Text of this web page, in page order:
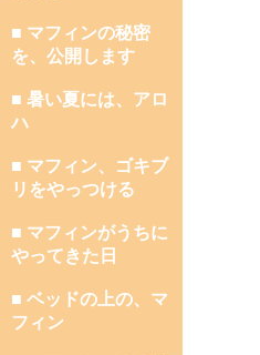
■ マフィンの秘密
を、公開します
■ 暑い夏には、アロ
ハ
■ マフィン、ゴキブ
リをやっつける
■ マフィンがうちに
やってきた日
■ ベッドの上の、マ
フィン